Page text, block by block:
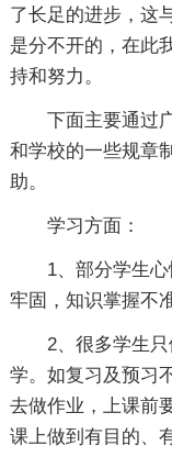
了长足的进步，这
是分不开的，在此
持和努力。
下面主要通过
和学校的一些规章
助。
学习方面：
1、部分学生
牢固，知识掌握不
2、很多学生
学。如复习及预习
去做作业，上课前
课上做到有目的、